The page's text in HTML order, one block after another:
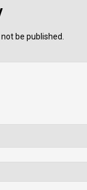
be published.